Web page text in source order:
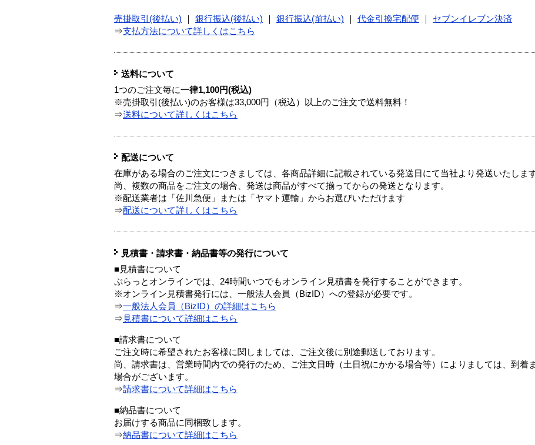
売掛取引(後払い) 銀行振込(後払い) 銀行振込(前払い) 代金引換宅配便
セブンイレブン決済
⇒支払方法について詳しくはこちら
送料について
1つのご注文毎に一律1,100円(税込)
※売掛取引(後払い)のお客様は33,000円（税込）以上のご注文で送料無料！
⇒送料について詳しくはこちら
配送について
在庫がある場合のご注文につきましては、各商品詳細に記載されている発送日にて当社より発送いたします
尚、複数の商品をご注文の場合、発送は商品がすべて揃ってからの発送となります。
※配送業者は「佐川急便」または「ヤマト運輸」からお選びいただけます
⇒配送について詳しくはこちら
見積書・請求書・納品書等の発行について
■見積書について
ぷらっとオンラインでは、24時間いつでもオンライン見積書を発行することができます。
※オンライン見積書発行には、一般法人会員（BizID）への登録が必要です。
⇒一般法人会員（BizID）の詳細はこちら
⇒ 見積書について詳細はこちら
■請求書について
ご注文時に希望されたお客様に関しましては、ご注文後に別途郵送しております。
尚、請求書は、営業時間内での発行のため、ご注文日時（土日祝にかかる場合等）によりましては、到着
場合がございます。
⇒請求書について詳細はこちら
■納品書について
お届けする商品に同梱致します。
⇒納品書について詳細はこちら